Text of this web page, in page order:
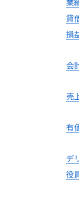
貸
損
会
売
有
デ
役